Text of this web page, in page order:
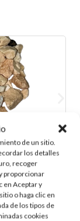
de un sitio.
los detalles
recoger
proporcionar
en Aceptar y
o haga clic en
de los tipos de
cookies